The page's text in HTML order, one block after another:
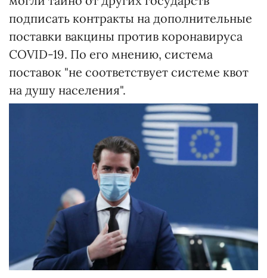
подписать контракты на дополнительные
поставки вакцины против коронавируса
COVID-19. По его мнению, система
поставок "не соответствует системе квот
на душу населения".